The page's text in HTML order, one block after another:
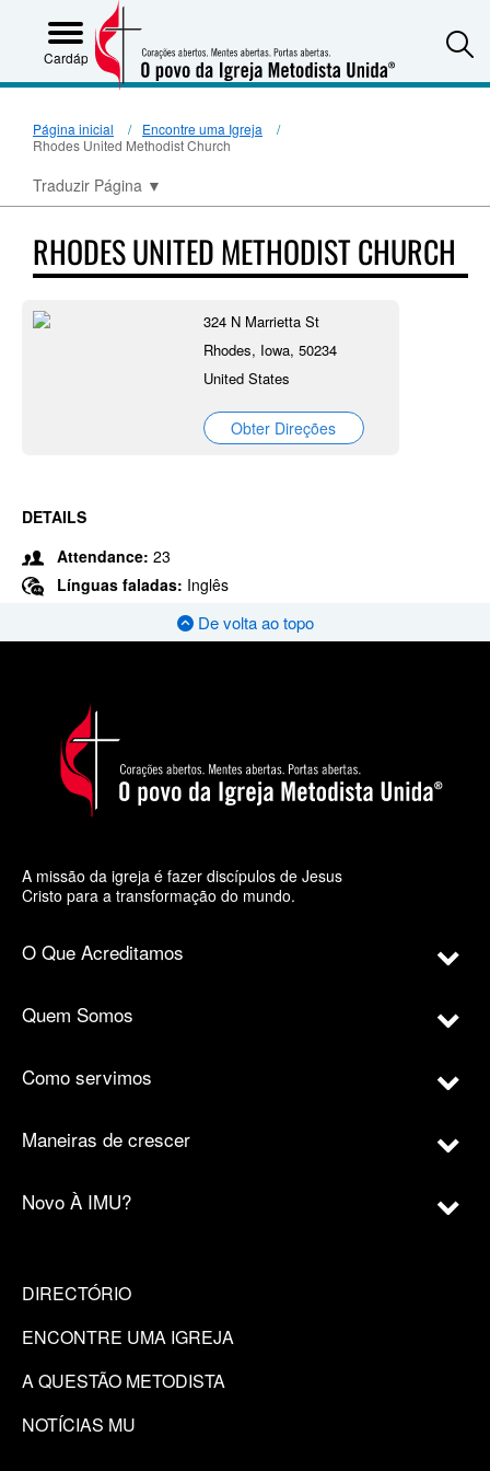
Cardápio
Página inicial
Encontre uma Igreja
Rhodes United Methodist Church
Traduzir Página ▼
RHODES UNITED METHODIST CHURCH
324 N Marrietta St
Rhodes, Iowa, 50234
United States
Obter Direções
DETAILS
Attendance: 23
Línguas faladas: Inglês
De volta ao topo
A missão da igreja é fazer discípulos de Jesus
Cristo para a transformação do mundo.
O Que Acreditamos
Quem Somos
Como servimos
Maneiras de crescer
Novo À IMU?
DIRECTÓRIO
ENCONTRE UMA IGREJA
A QUESTÃO METODISTA
NOTÍCIAS MU